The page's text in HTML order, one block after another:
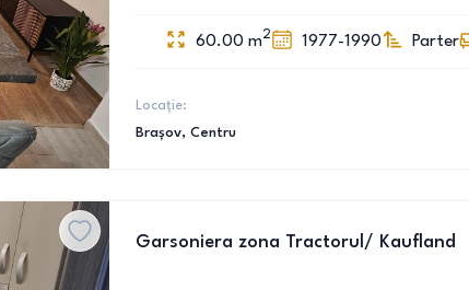
60.00 m2 1977-1990 Parter
Locație:
Brașov, Centru
Garsoniera zona Tractorul/ Kaufland